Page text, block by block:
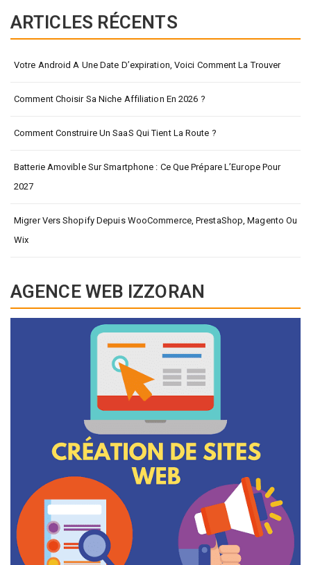
publications
ARTICLES RÉCENTS
Votre Android A Une Date D’expiration, Voici Comment La Trouver
Comment Choisir Sa Niche Affiliation En 2026 ?
Comment Construire Un SaaS Qui Tient La Route ?
Batterie Amovible Sur Smartphone : Ce Que Prépare L’Europe Pour
2027
Migrer Vers Shopify Depuis WooCommerce, PrestaShop, Magento Ou
Wix
AGENCE WEB IZZORAN